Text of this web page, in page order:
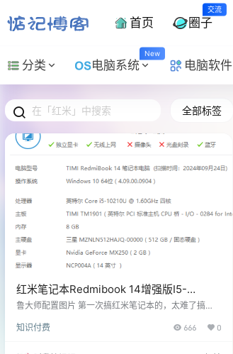
首页
交流
圈子
分类
New
电脑系统 电脑软件
全部标签
红米笔记本Redmibook 14增强版I5-
10210U黑苹果EFI引导文件
鲁大师配置图片 第一次搞红米笔记本的，太难了搞了
意：装黑苹果避开一些硬盘，不支持的硬盘： 《《 点
知识付费 666 0